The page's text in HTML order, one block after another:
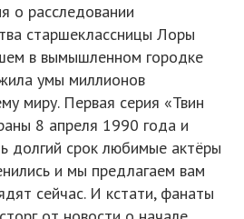
о расследовании
старшеклассницы Лоры
в вымышленном городке
умы миллионов
миру. Первая серия «Твин
8 апреля 1990 года и
долгий срок любимые актёры
и мы предлагаем вам
сейчас. И кстати, фанаты